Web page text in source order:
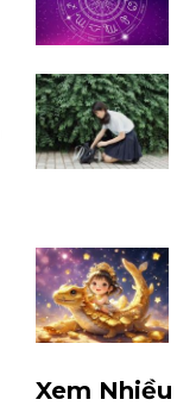
Xem Nhiều